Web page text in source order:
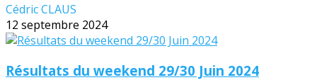
Cédric CLAUS
12 septembre 2024
Résultats du weekend 29/30 Juin 2024